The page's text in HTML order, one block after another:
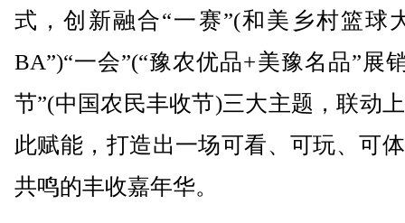
式，创新融合“一赛”(和美乡村篮球
BA”)“一会”(“豫农优品+美豫名品”展
节”(中国农民丰收节)三大主题，联动
此赋能，打造出一场可看、可玩、可
共鸣的丰收嘉年华。